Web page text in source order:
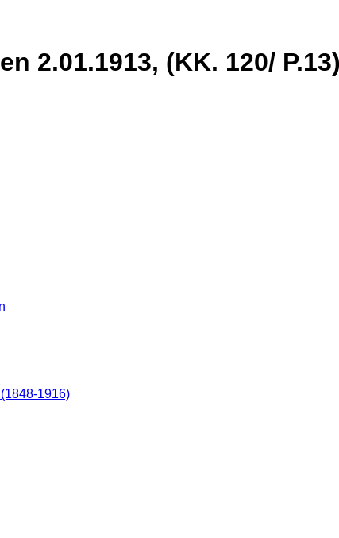
2.01.1913, (KK. 120/
1916)